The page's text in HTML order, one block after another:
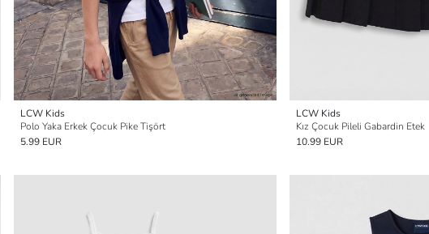
LCW Kids
Polo Yaka Erkek Çocuk Pike Tişört
5.99 EUR
LCW Kids
Kız Çocuk Pileli Gabardin Etek
10.99 EUR